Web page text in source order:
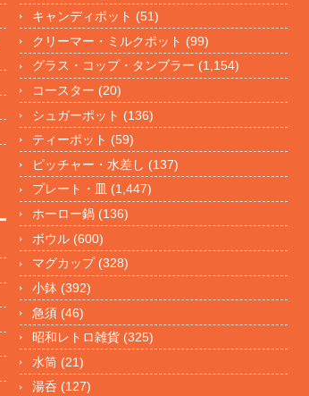
キャンディポット (51)
クリーマー・ミルクポット (99)
グラス・コップ・タンブラー (1,154)
コースター (20)
シュガーポット (136)
ティーポット (59)
ピッチャー・水差し (137)
プレート・皿 (1,447)
ホーロー鍋 (136)
ボウル (600)
マグカップ(328)
小鉢 (392)
急須 (46)
昭和レトロ雑貨 (325)
水筒 (21)
湯呑 (127)